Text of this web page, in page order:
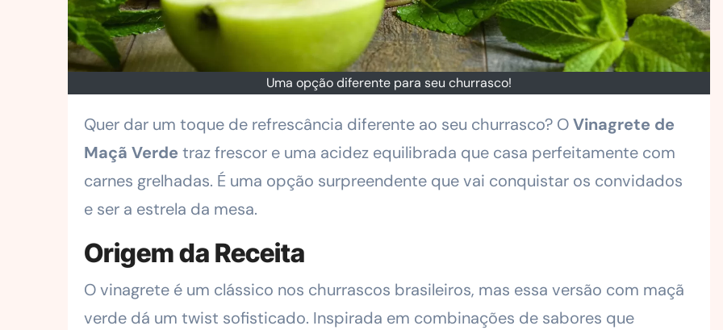
Uma opção diferente para seu churrasco!
Quer dar um toque de refrescância diferente ao seu churrasco? OVinagrete de
Maçã Verde traz frescor e uma acidez equilibrada que casa perfeitamente com
carnes grelhadas. É uma opção surpreendente que vai conquistar os convidados
e ser a estrela da mesa.
Origem da Receita
O vinagrete é um clássico nos churrascos brasileiros, mas essa versão com maçã
verde dá um twist sofisticado. Inspirada em combinações de sabores que